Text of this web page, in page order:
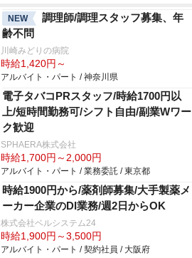
NEW
調理師/調理スタッフ募集、年
齢不問
川崎みどりの病院
時給1,420円～
アルバイト・パート / 神奈川県
電子タバコPRスタッフ/時給1700円以
上/短時間勤務可/シフト自由/副業Wワー
ク歓迎
SPHAERA株式会社
時給1,700円～2,000円
アルバイト・パート / 業務委託 / 東京都
時給1900円から/薬剤師募集/大手製薬メ
ーカー企業のDI業務/週2日からOK
株式会社ベルシステム24
時給1,900円～3,500円
アルバイト・パート / 契約社員 / 大阪府